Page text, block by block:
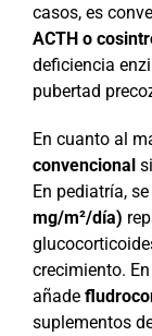
casos, es
ACTH o
deficiencia
pubertad
En cuanto al
convencional
En pediatría,
mg/m²/día)
crecimiento.
añade
suplementos